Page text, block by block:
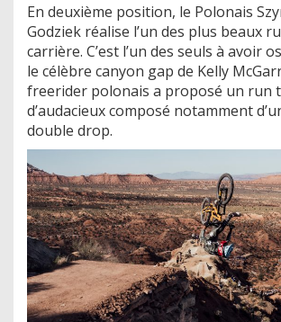
En deuxième position, le Polonais
Godziek réalise l’un des plus beaux
carrière. C’est l’un des seuls à avoir
le célèbre canyon gap de Kelly
freerider polonais a proposé un run
d’audacieux composé notamment
double drop.